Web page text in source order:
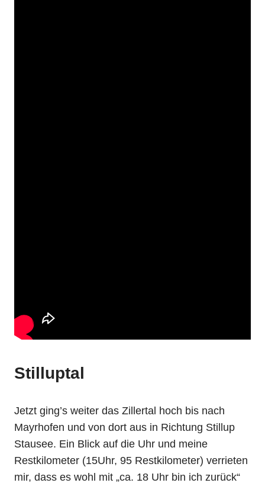
Stilluptal
Jetzt ging’s weiter das Zillertal hoch bis nach
Mayrhofen und von dort aus in Richtung Stillup
Stausee. Ein Blick auf die Uhr und meine
Restkilometer (15Uhr, 95 Restkilometer) verrieten
mir, dass es wohl mit „ca. 18 Uhr bin ich zurück“